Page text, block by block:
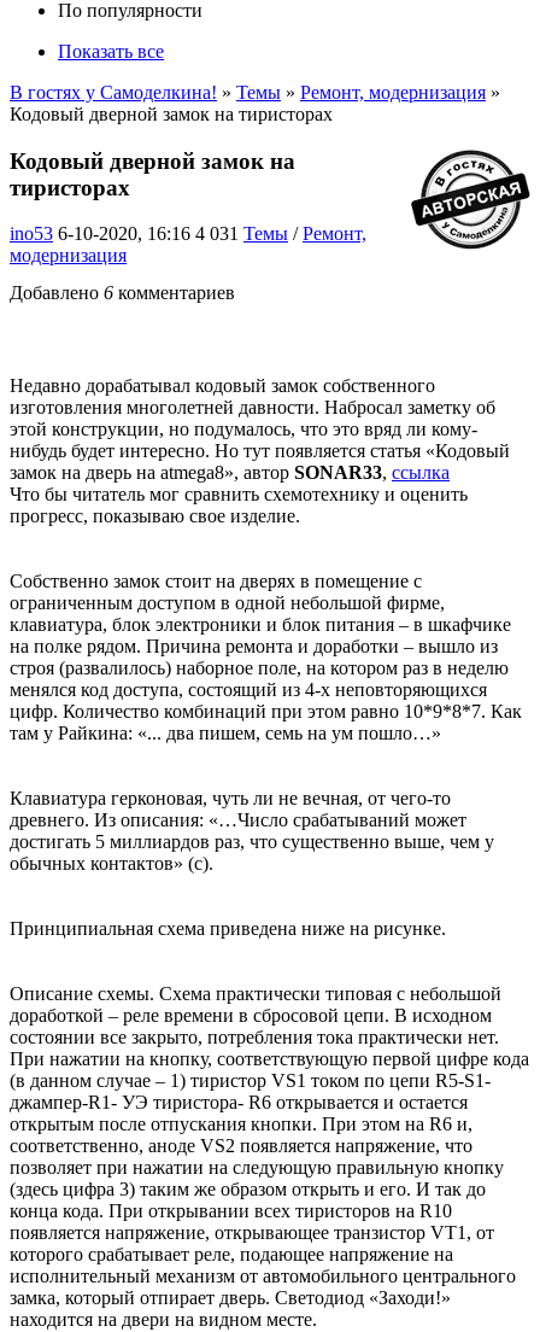
По популярности
Показать все
В гостях у Самоделкина! » Темы » Ремонт, модернизация »
Кодовый дверной замок на тиристорах
Кодовый дверной замок на
тиристорах
ino53 6-10-2020, 16:16 4 031 Темы /Ремонт,
модернизация
Добавлено 6 комментариев
Недавно дорабатывал кодовый замок собственного
изготовления многолетней давности. Набросал заметку об
этой конструкции, но подумалось, что это вряд ли кому-
нибудь будет интересно. Но тут появляется статья «Кодовый
замок на дверь на atmega8», автор SONAR33, ссылка
Что бы читатель мог сравнить схемотехнику и оценить
прогресс, показываю свое изделие.
Собственно замок стоит на дверях в помещение с
ограниченным доступом в одной небольшой фирме,
клавиатура, блок электроники и блок питания – в шкафчике
на полке рядом. Причина ремонта и доработки – вышло из
строя (развалилось) наборное поле, на котором раз в неделю
менялся код доступа, состоящий из 4-х неповторяющихся
цифр. Количество комбинаций при этом равно 10*9*8*7. Как
там у Райкина: «... два пишем, семь на ум пошло…»
Клавиатура герконовая, чуть ли не вечная, от чего-то
древнего. Из описания: «…Число срабатываний может
достигать 5 миллиардов раз, что существенно выше, чем у
обычных контактов» (с).
Принципиальная схема приведена ниже на рисунке.
Описание схемы. Схема практически типовая с небольшой
доработкой – реле времени в сбросовой цепи. В исходном
состоянии все закрыто, потребления тока практически нет.
При нажатии на кнопку, соответствующую первой цифре кода
(в данном случае – 1) тиристор VS1 током по цепи R5-S1-
джампер-R1- УЭ тиристора- R6 открывается и остается
открытым после отпускания кнопки. При этом на R6 и,
соответственно, аноде VS2 появляется напряжение, что
позволяет при нажатии на следующую правильную кнопку
(здесь цифра 3) таким же образом открыть и его. И так до
конца кода. При открывании всех тиристоров на R10
появляется напряжение, открывающее транзистор VТ1, от
которого срабатывает реле, подающее напряжение на
исполнительный механизм от автомобильного центрального
замка, который отпирает дверь. Светодиод «Заходи!»
находится на двери на видном месте.